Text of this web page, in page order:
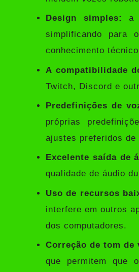
Design simples:
a
simplificando para
conhecimento
A compatibilidade
Twitch, Discord e
Predefinições de
próprias
ajustes preferidos
Excelente saída de
qualidade de áudio
Uso de recursos
interfere em outros
dos computadores.
Correção de tom de
que permitem que